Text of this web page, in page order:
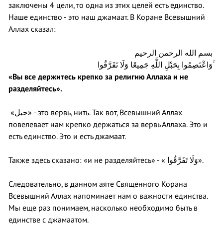
заключены 4 цели, то одна из этих целей есть единство.
Наше единство - это наш джамаат. В Коране Всевышний
Аллах сказал:
وَاعْتَصِمُوا بِحَبْلِ اللَّهِ جَمِيعًا وَلَا تَفَرَّقُوا ۚ
«Вы все держитесь крепко за религию Аллаха и не
разделяйтесь».
«حبل» - это вервь, нить. Так вот, Всевышний Аллах
повелевает нам крепко держаться за вервь Аллаха. Это и
есть единство. Это и есть джамаат.
Также здесь сказано: «и не разделяйтесь» - « وَلَا تَفَرَّقُوا».
Следовательно, в данном аяте Священного Корана
Всевышний Аллах напоминает нам о важности единства.
Мы еще раз понимаем, насколько необходимо быть в
единстве с джамаатом.